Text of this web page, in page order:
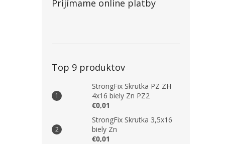
Prijímame online platby
Top 9 produktov
StrongFix Skrutka PZ ZH
4x16 biely Zn PZ2
€0,01
StrongFix Skrutka 3,5x16
biely Zn
€0,01